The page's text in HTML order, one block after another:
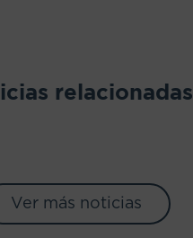
relacionadas
Ver más noticias